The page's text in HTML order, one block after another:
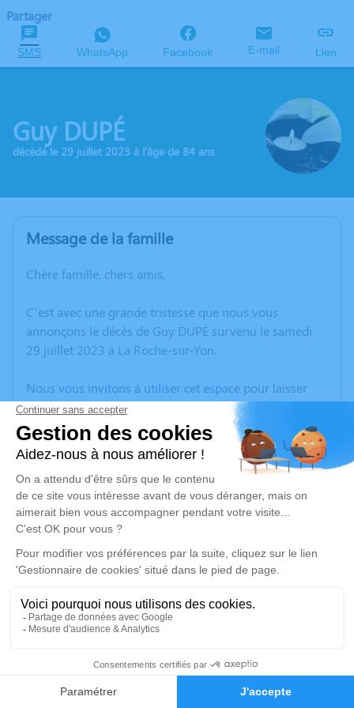
Faire-part Hommages
Partager
SMS WhatsApp Facebook E-mail Lien
Guy DUPÉ
décédé le 29 juillet 2023 à l'âge de 84 ans
Message de la famille
Chère famille, chers amis,
C’est avec une grande tristesse que nous vous
annonçons le décès de Guy DUPÉ survenu le samedi
29 juillet 2023 à La Roche-sur-Yon.
Nous vous invitons à utiliser cet espace pour laisser
vos condoléances, partager des photos souvenirs, une
anecdote ou exprimer vos pensées à travers des
poèmes ou des textes. Cet endroit est un lieu
d'expression dédié à honorer la mémoire de Guy
DUPÉ.
Un service de plantation d’arbre hommage est
disponible ici.
Je rends hommage
Cérémonie religieuse
Église d'Apremont
85220 Apremont